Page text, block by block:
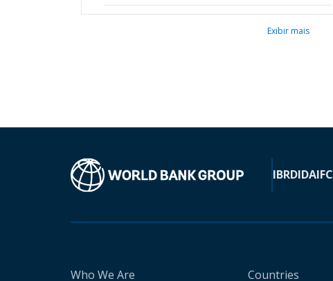
Exibir mais
IBRDIDAIFC
Who We Are Countries